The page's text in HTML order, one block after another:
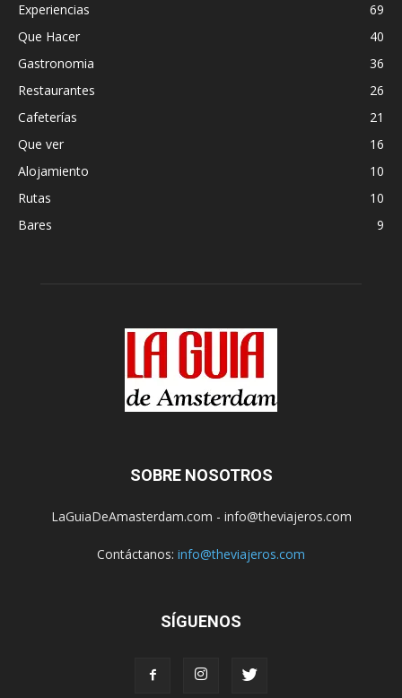
Experiencias
69
Que Hacer
40
Gastronomia
36
Restaurantes
26
Cafeterías
21
Que ver
16
Alojamiento
10
Rutas
10
Bares
9
SOBRE NOSOTROS
LaGuiaDeAmasterdam.com - info@theviajeros.com
Contáctanos: info@theviajeros.com
SÍGUENOS